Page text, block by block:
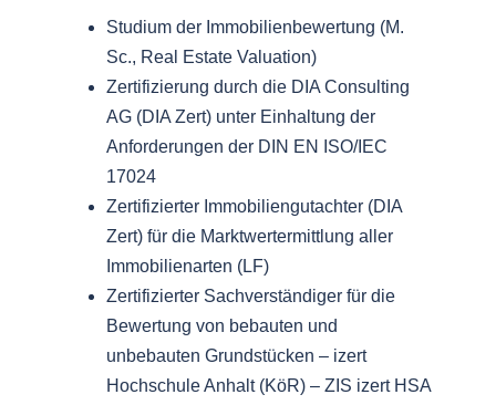
Studium der Immobilienbewertung (M.
Sc., Real Estate Valuation)
Zertifizierung durch die DIA Consulting
AG (DIA Zert) unter Einhaltung der
Anforderungen der DIN EN ISO/IEC
17024
Zertifizierter Immobiliengutachter (DIA
Zert) für die Marktwertermittlung aller
Immobilienarten (LF)
Zertifizierter Sachverständiger für die
Bewertung von bebauten und
unbebauten Grundstücken – izert
Hochschule Anhalt (KöR) – ZIS izert HSA